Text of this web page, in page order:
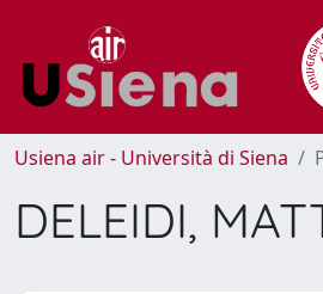
Usiena air - Università di Siena
DELEIDI,